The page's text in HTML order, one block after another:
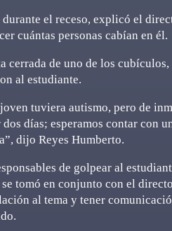
durante el receso, explicó el
cuántas personas cabían en él.
cerrada de uno de los
al estudiante.
tuviera autismo, pero de
días; esperamos contar con
dijo Reyes Humberto.
de golpear al
tomó en conjunto con el
al tema y tener